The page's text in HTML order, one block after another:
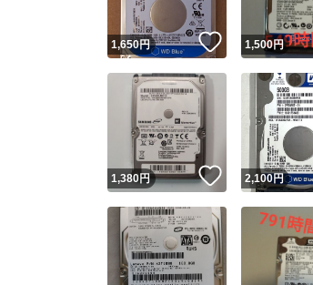
1,650円 いいね！
1,500円
1,380円 いいね！
2,100円